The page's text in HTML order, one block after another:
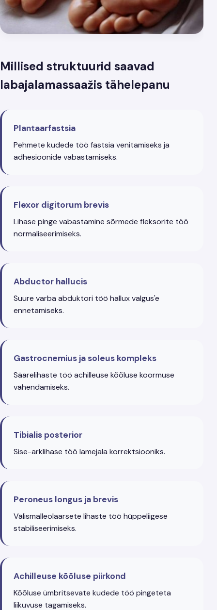
Millised struktuurid saavad
labajalamassaažis tähelepanu
Plantaarfastsia
Pehmete kudede töö fastsia venitamiseks ja
adhesioonide vabastamiseks.
Flexor digitorum brevis
Lihase pinge vabastamine sõrmede fleksorite töö
normaliseerimiseks.
Abductor hallucis
Suure varba abduktori töö hallux valgus'e
ennetamiseks.
Gastrocnemius ja soleus kompleks
Säärelihaste töö achilleuse kõõluse koormuse
vähendamiseks.
Tibialis posterior
Sise-arklihase töö lamejala korrektsiooniks.
Peroneus longus ja brevis
Välismalleolaarsete lihaste töö hüppeliigese
stabiliseerimiseks.
Achilleuse kõõluse piirkond
Kõõluse ümbritsevate kudede töö pingeteta
liikuvuse tagamiseks.